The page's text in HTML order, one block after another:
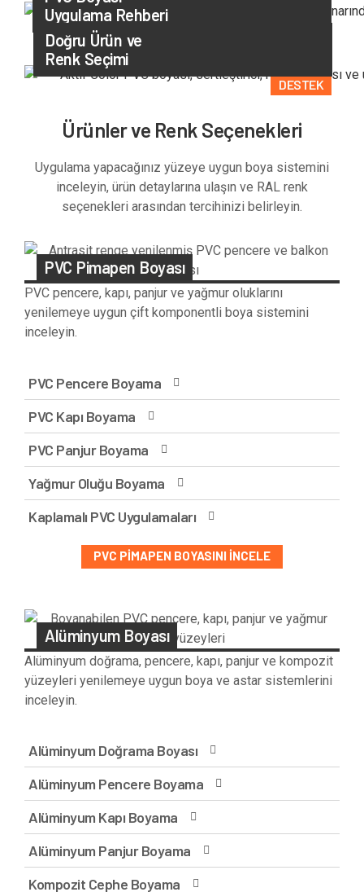
Uygulama Rehberi
DESTEK
Doğru Ürün ve
Renk Seçimi
Ürünler ve Renk Seçenekleri
Uygulama yapacağınız yüzeye uygun boya sistemini
inceleyin, ürün detaylarına ulaşın ve RAL renk
seçenekleri arasından tercihinizi belirleyin.
PVC Pimapen Boyası
PVC pencere, kapı, panjur ve yağmur oluklarını
yenilemeye uygun çift komponentli boya sistemini
inceleyin.
PVC Pencere Boyama
PVC Kapı Boyama
PVC Panjur Boyama
Yağmur Oluğu Boyama
Kaplamalı PVC Uygulamaları
PVC PIMAPEN BOYASINI İNCELE
Alüminyum Boyası
Alüminyum doğrama, pencere, kapı, panjur ve kompozit
yüzeyleri yenilemeye uygun boya ve astar sistemlerini
inceleyin.
Alüminyum Doğrama Boyası
Alüminyum Pencere Boyama
Alüminyum Kapı Boyama
Alüminyum Panjur Boyama
Kompozit Cephe Boyama